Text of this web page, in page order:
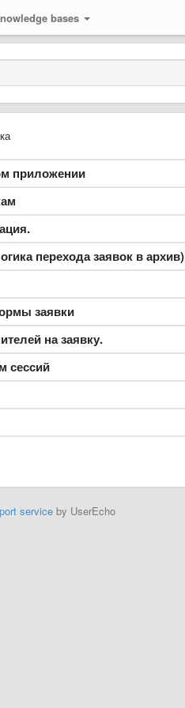
bases
приложении
перехода заявок в архив)
заявки
на заявку.
сессий
serviceby UserEcho